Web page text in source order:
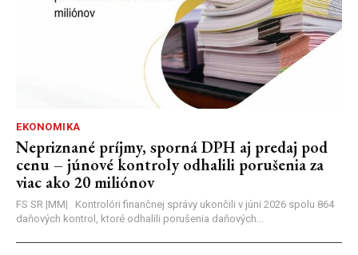
EKONOMIKA
Nepriznané príjmy, sporná DPH aj predaj pod
cenu – júnové kontroly odhalili porušenia za
viac ako 20 miliónov
FS SR |MM| Kontrolóri finančnej správy ukončili v júni 2026 spolu 864
daňových kontrol, ktoré odhalili porušenia daňových...